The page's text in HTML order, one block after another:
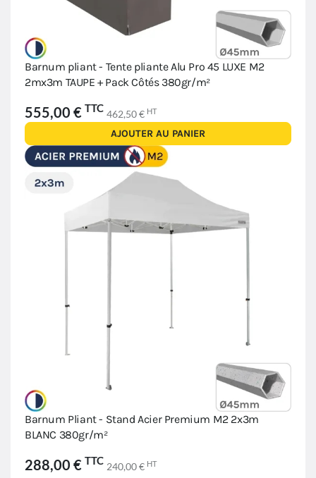
Barnum pliant - Tente pliante Alu Pro 45 LUXE M2
2mx3m TAUPE + Pack Côtés 380gr/m²
555,00 € TTC 462,50 € HT
AJOUTER AU PANIER
Barnum Pliant - Stand Acier Premium M2 2x3m
BLANC 380gr/m²
288,00 € TTC 240,00 € HT